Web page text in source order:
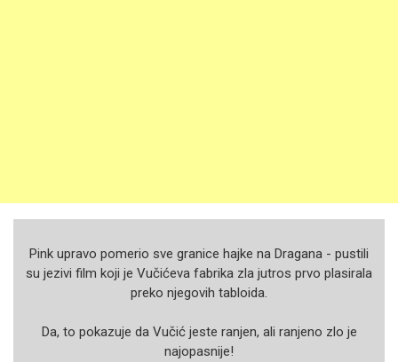
Pink upravo pomerio sve granice hajke na Dragana - pustili
su jezivi film koji je Vučićeva fabrika zla jutros prvo plasirala
preko njegovih tabloida.
Da, to pokazuje da Vučić jeste ranjen, ali ranjeno zlo je
najopasnije!